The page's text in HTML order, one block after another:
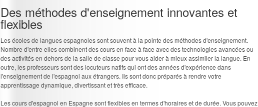
Des méthodes d'enseignement innovantes et
flexibles
Les écoles de langues espagnoles sont souvent à la pointe des méthodes d'enseignement.
Nombre d'entre elles combinent des cours en face à face avec des technologies avancées ou
des activités en dehors de la salle de classe pour vous aider à mieux assimiler la langue. En
outre, les professeurs sont des locuteurs natifs qui ont des années d'expérience dans
l'enseignement de l'espagnol aux étrangers. Ils sont donc préparés à rendre votre
apprentissage dynamique, divertissant et très efficace.
Les cours d'espagnol en Espagne sont flexibles en termes d'horaires et de durée. Vous pouvez